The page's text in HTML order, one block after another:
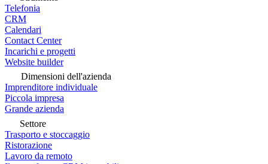
Telefonia
CRM
Calendari
Contact Center
Incarichi e progetti
Website builder
Dimensioni dell'azienda
Imprenditore individuale
Piccola impresa
Grande azienda
Settore
Trasporto e stoccaggio
Ristorazione
Lavoro da remoto